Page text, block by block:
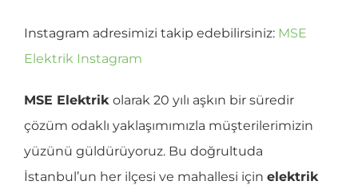
Instagram adresimizi takip edebilirsiniz: MSE
Elektrik Instagram
MSE Elektrik olarak 20 yılı aşkın bir süredir
çözüm odaklı yaklaşımımızla müşterilerimizin
yüzünü güldürüyoruz. Bu doğrultuda
İstanbul’un her ilçesi ve mahallesi için elektrik